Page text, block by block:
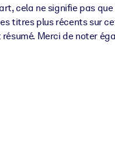
cela ne signifie pas
titres plus récents sur
Merci de noter